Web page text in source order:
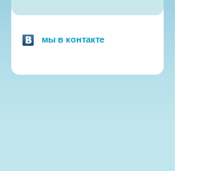
мы в контакте